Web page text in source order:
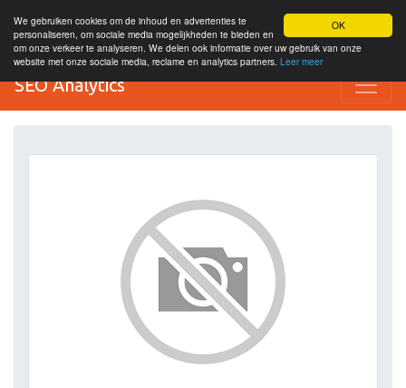
OK
We gebruiken cookies om de inhoud en advertenties te
personaliseren, om sociale media mogelijkheden te bieden en
om onze verkeer te analyseren. We delen ook informatie over uw gebruik van onze
website met onze sociale media, reclame en analytics partners. Leer meer
SEO Analytics